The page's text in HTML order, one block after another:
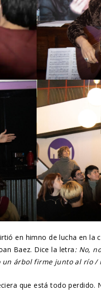
en himno de lucha en la
Baez. Dice la letra: No,
árbol firme junto al río /
que está todo